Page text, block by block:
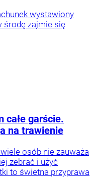
wystawiony
środę zajmie się
całe garście.
na trawienie
osób nie zauważa
zebrać i użyć
to świetna przyprawa